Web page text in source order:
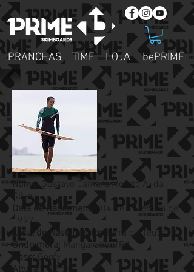
PRANCHAS TIME LOJA bePRIME
Nome:Gustavo Camara Morato A. da
Silva
Data de Nascimento: 04 de Fevereiro de
1997
Local de Nascimento:Barra da Tijuca/RJ
Onde mora:
Mangaratiba/RJ
Base:Goofy